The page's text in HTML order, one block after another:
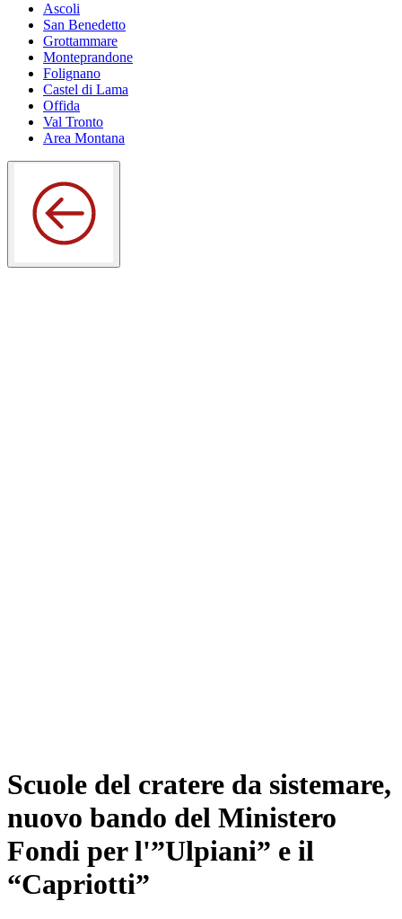
Ascoli
San Benedetto
Grottammare
Monteprandone
Folignano
Castel di Lama
Offida
Val Tronto
Area Montana
Scuole del cratere da sistemare,
nuovo bando del Ministero
Fondi per l'”Ulpiani” e il
“Capriotti”